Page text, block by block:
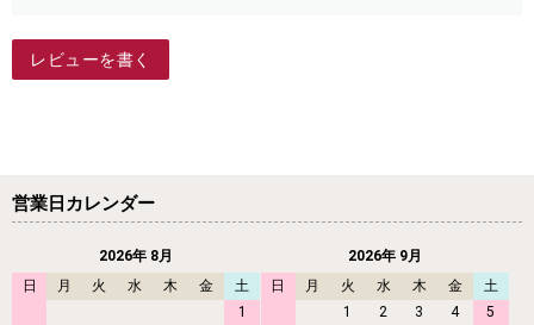
レビューを書く
営業日カレンダー
2026年 8月
日
月 火 水 木 金
土
1
2026年 9月
日
月 火 水 木 金
土
1
2 3 4
5